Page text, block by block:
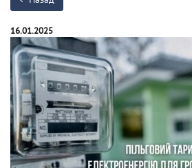
16.01.2025